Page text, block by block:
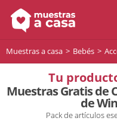
Muestras a casa Bebés
Tu
Muestras Gratis de
de
Pack de artículos